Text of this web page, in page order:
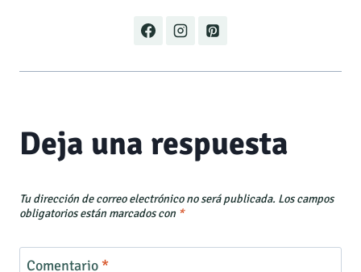
Deja una respuesta
Tu dirección de correo electrónico no será publicada. Los campos
obligatorios están marcados con *
Comentario *